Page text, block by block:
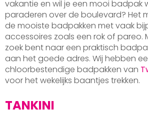
vakantie en wil je een mooi badpak
paraderen over de boulevard? Het
de mooiste badpakken met vaak
accessoires zoals een rok of pareo.
zoek bent naar een praktisch
aan het goede adres. Wij hebben
chloorbestendige badpakken van
voor het wekelijks baantjes trekken.
TANKINI